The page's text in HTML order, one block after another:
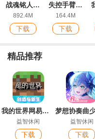
战魂铭人手游官方版
892.4M
下载
失控手臂游戏安卓版
164.4M
下载
精品推荐
我的世界网易版手游
益智休闲
下载
益智休闲
下载